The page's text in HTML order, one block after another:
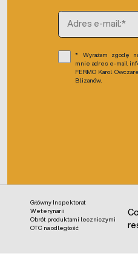
Adres e-mail
Wyrażam zgodę
mnie adres e-mail
FERMO Karol
Blizanów.
Główny Inspektorat
Weterynarii
Obrót produktami leczniczymi
OTC na odległość